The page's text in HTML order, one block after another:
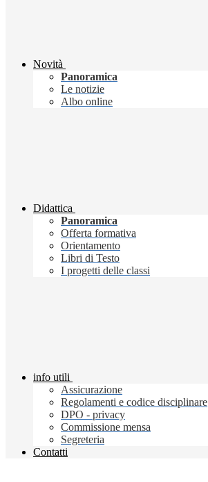
Novità
Panoramica
Le notizie
Albo online
Didattica
Panoramica
Offerta formativa
Orientamento
Libri di Testo
I progetti delle classi
info utili
Assicurazione
Regolamenti e codice disciplinare
DPO - privacy
Commissione mensa
Segreteria
Contatti